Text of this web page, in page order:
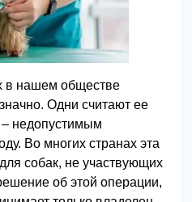
в нашем обществе
Одни считают ее
недопустимым
Во многих странах эта
собак, не участвующих
об этой операции,